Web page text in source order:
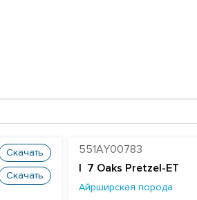
Скачать
Скачать
551AY00783
| 7 Oaks Pretzel-ET
Айрширская порода